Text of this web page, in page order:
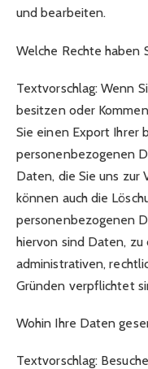
und bearbeiten.
Welche Rechte haben
Textvorschlag: Wenn
besitzen oder
Sie einen Export Ihrer
personenbezogenen
Daten, die Sie uns zur
können auch die
personenbezogenen
hiervon sind Daten, zu
administrativen,
Gründen verpflichtet
Wohin Ihre Daten
Textvorschlag: